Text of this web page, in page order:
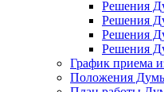
Решения
Решения
Решения
Решения
График приема
Положения